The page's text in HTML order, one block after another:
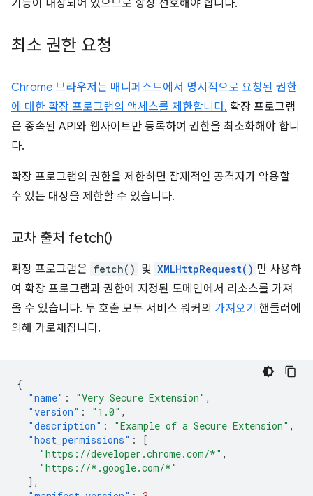
기능이 내장되어 있으므로 항상 선호해야 합니다.
최소 권한 요청
Chrome 브라우저는 매니페스트에서 명시적으로 요청된 권한
에 대한 확장 프로그램의 액세스를 제한합니다. 확장 프로그램
은 종속된 API와 웹사이트만 등록하여 권한을 최소화해야 합니
다.
확장 프로그램의 권한을 제한하면 잠재적인 공격자가 악용할
수 있는 대상을 제한할 수 있습니다.
교차 출처 fetch()
확장 프로그램은 fetch() 및 XMLHttpRequest() 만 사용하
여 확장 프로그램과 권한에 지정된 도메인에서 리소스를 가져
올 수 있습니다. 두 호출 모두 서비스 워커의 가져오기 핸들러에
의해 가로채집니다.
{
"name" : "Very Secure Extension" ,
"version" : "1.0" ,
"description" : "Example of a Secure Extension" ,
"host_permissions" :
[
"https://developer.chrome.com/*" ,
"https://*.google.com/*"
],